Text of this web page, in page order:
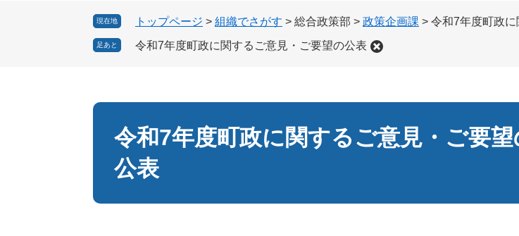
現在地 トップページ > 組織でさがす > 総合政策部 > 政策企画課 > 令和7年度町政
足あと 令和7年度町政に関するご意見・ご要望の公表
令和7年度町政に関するご意見・ご要望
公表